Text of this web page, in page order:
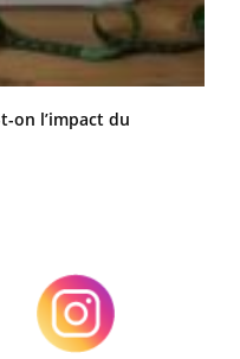
on l’impact du